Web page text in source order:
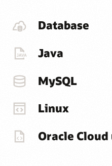
Database
Java
MySQL
Linux
Oracle